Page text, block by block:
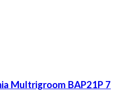
Multrigroom BAP21P 7